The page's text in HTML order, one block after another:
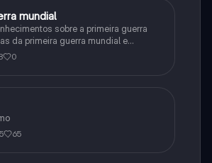
mundial
sobre a primeira guerra
da primeira guerra mundial e
da Primeira Guerra Mundial, fases da
mundial
0
65